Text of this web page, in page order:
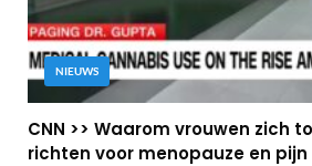
NIEUWS
CNN >> Waarom vrouwen zich
richten voor menopauze en pijn